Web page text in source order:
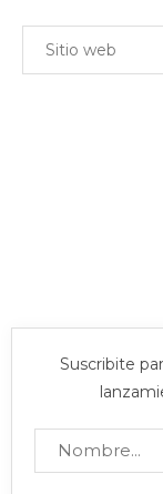
Suscribite